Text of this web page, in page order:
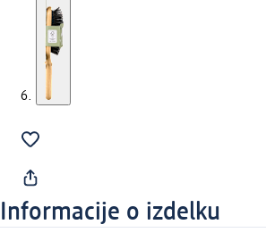
Informacije o izdelku